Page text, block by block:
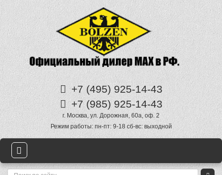
+7 (495) 925-14-43
+7 (985) 925-14-43
г. Москва, ул. Дорожная, 60а, оф. 2
Режим работы: пн-пт: 9-18 сб-вс: выходной